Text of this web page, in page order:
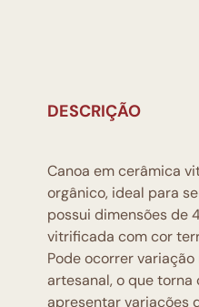
DESCRIÇÃO
Canoa em cerâmica
orgânico, ideal para
possui dimensões de
vitrificada com cor
Pode ocorrer
artesanal, o que
apresentar variações